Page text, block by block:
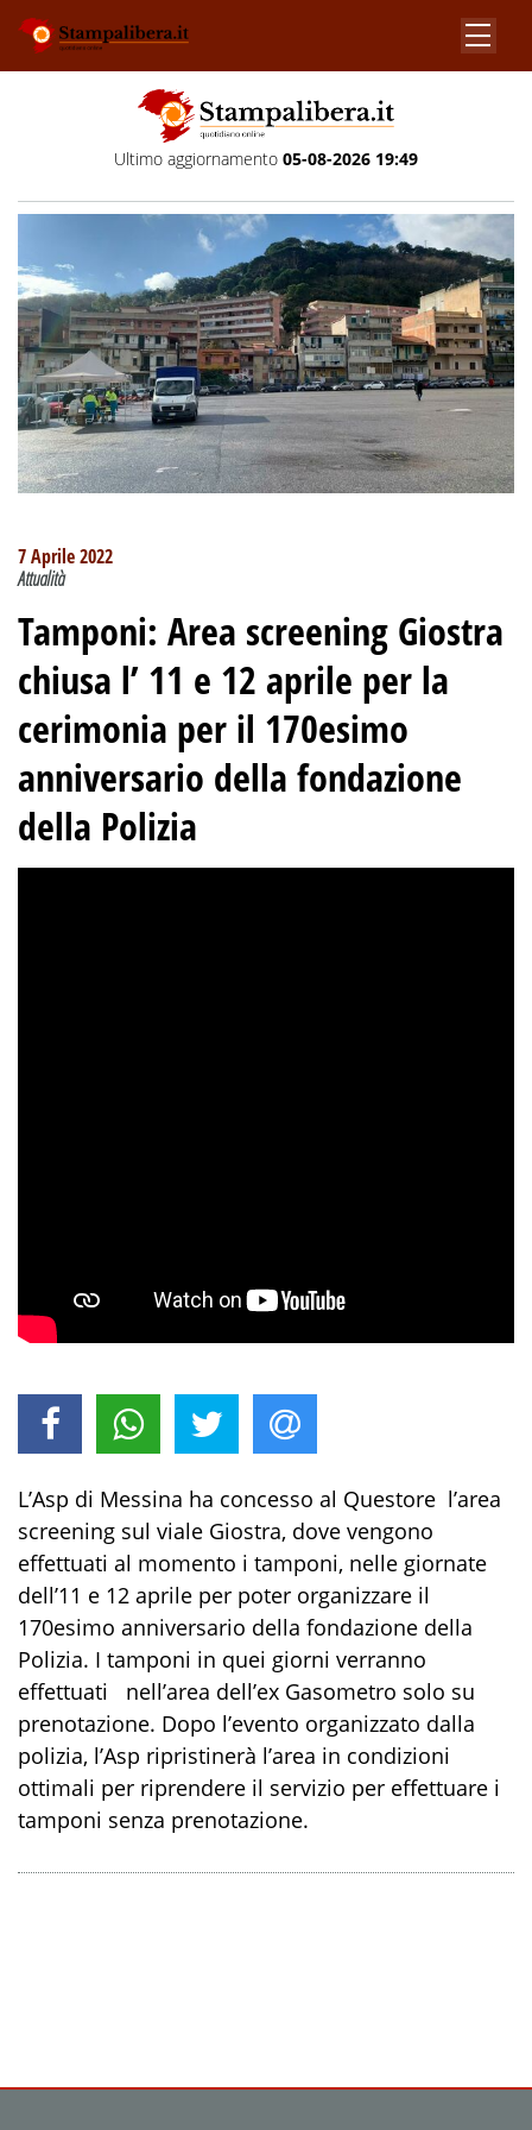
Ultimo aggiornamento 05-08-2026 19:49
7 Aprile 2022
Attualità
Tamponi: Area screening Giostra
chiusa l’ 11 e 12 aprile per la
cerimonia per il 170esimo
anniversario della fondazione
della Polizia
L’Asp di Messina ha concesso al Questore l’area
screening sul viale Giostra, dove vengono
effettuati al momento i tamponi, nelle giornate
dell’11 e 12 aprile per poter organizzare il
170esimo anniversario della fondazione della
Polizia. I tamponi in quei giorni verranno
effettuati nell’area dell’ex Gasometro solo su
prenotazione. Dopo l’evento organizzato dalla
polizia, l’Asp ripristinerà l’area in condizioni
ottimali per riprendere il servizio per effettuare i
tamponi senza prenotazione.